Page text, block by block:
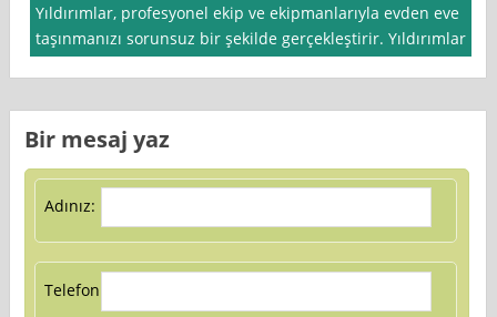
Yıldırımlar, profesyonel ekip ve ekipmanlarıyla evden eve
taşınmanızı sorunsuz bir şekilde gerçekleştirir. Yıldırımlar
Bir mesaj yaz
Adınız:
Telefon: